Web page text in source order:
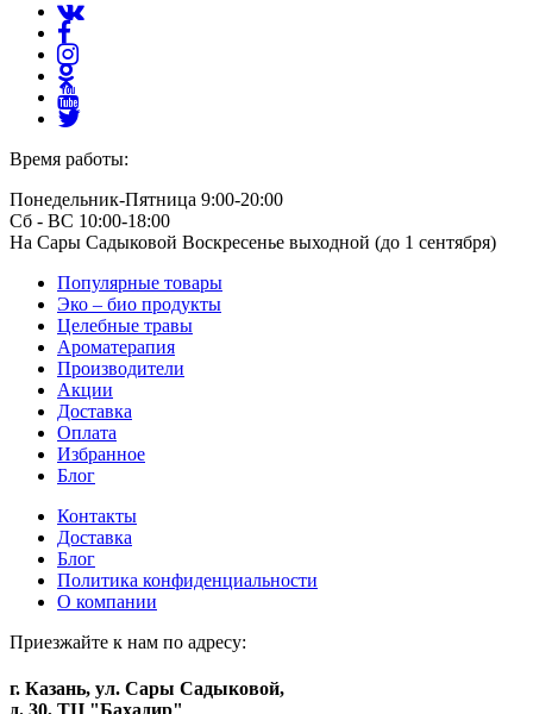
Время работы:
Понедельник-Пятница 9:00-20:00
Сб - ВС 10:00-18:00
На Сары Садыковой Воскресенье выходной (до 1 сентября)
Популярные товары
Эко – био продукты
Целебные травы
Ароматерапия
Производители
Акции
Доставка
Оплата
Избранное
Блог
Контакты
Доставка
Блог
Политика конфиденциальности
О компании
Приезжайте к нам по адресу:
г. Казань, ул. Сары Садыковой,